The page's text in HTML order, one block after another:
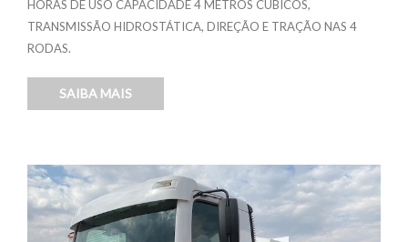
HORAS DE USO CAPACIDADE 4 METROS CÚBICOS,
TRANSMISSÃO HIDROSTÁTICA, DIREÇÃO E TRAÇÃO NAS 4
RODAS.
SAIBA MAIS